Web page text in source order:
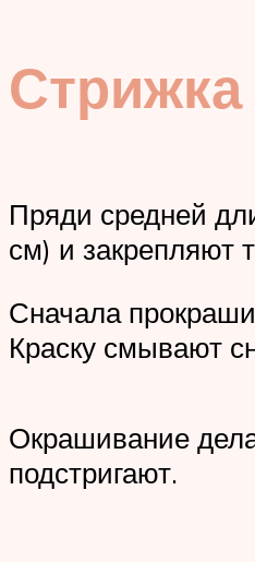
Пряди средней
см) и закрепляют
Сначала
Краску смывают
Окрашивание
подстригают.